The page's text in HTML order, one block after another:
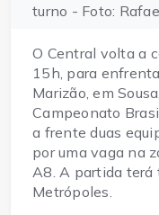
turno - Foto:
O Central volta a
15h, para
Marizão, em
Campeonato
a frente duas
por uma vaga na
A8. A partida terá
Metrópoles.